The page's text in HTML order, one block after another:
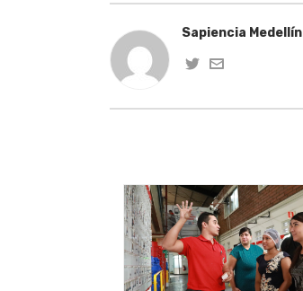
Sapiencia Medellín